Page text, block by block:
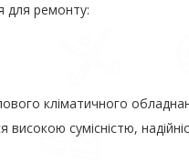
для ремонту:
кліматичного
високою сумісністю,